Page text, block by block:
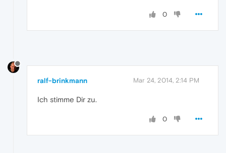
0
ralf-brinkmann Mar 24, 2014, 2:14 PM
Ich stimme Dir zu.
0